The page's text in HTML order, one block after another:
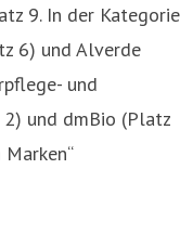
9. In der Kategorie
6) und Alverde
und
und dmBio (Platz